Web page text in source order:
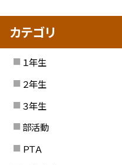
カテゴリ
１年生
２年生
３年生
部活動
ＰＴＡ